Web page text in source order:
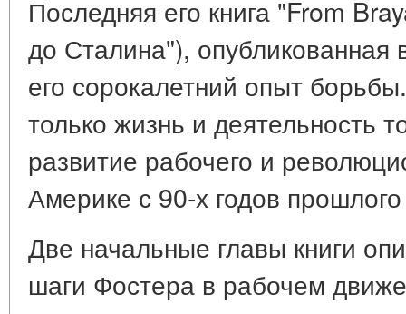
Последняя его книга "From
до Сталина"), опубликованная
его сорокалетний опыт
только жизнь и деятельность
развитие рабочего и
Америке с 90-х годов
Две начальные главы книги
шаги Фостера в рабочем